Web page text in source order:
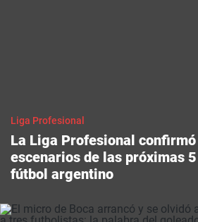
Liga Profesional
La Liga Profesional
escenarios de las próximas
fútbol argentino